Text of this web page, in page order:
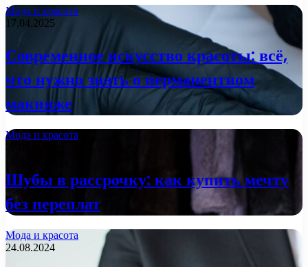
Мода и красота
17.04.2025
Современное искусство красоты: всё,
что нужно знать о перманентном
макияже
Мода и красота
Шубы в рассрочку: как купить мечту
без переплат
Мода и красота
24.08.2024